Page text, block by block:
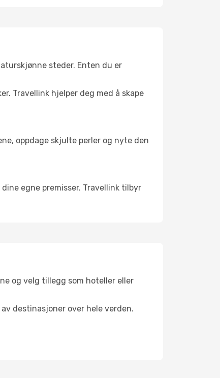
steder. Enten du er
Travellink hjelper deg med å skape
oppdage skjulte perler og nyte den
egne premisser. Travellink tilbyr
og velg tillegg som hoteller eller
destinasjoner over hele verden.